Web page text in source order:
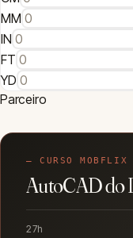
MM
IN
FT
YD
Parceiro
— CURSO MOBFLIX
AutoCAD do
27h